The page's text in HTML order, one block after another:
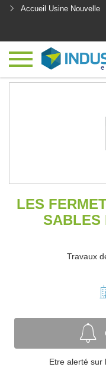
Accueil Usine Nouvelle
LES
SABLES
Travaux
Etre alerté sur